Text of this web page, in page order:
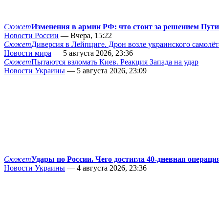
СюжетИзменения в армии РФ: что стоит за решением
Новости России — Вчера, 15:22
СюжетДиверсия в Лейпциге. Дрон возле украинского
Новости мира — 5 августа 2026, 23:36
СюжетПытаются взломать Киев. Реакция Запада на удар
Новости Украины — 5 августа 2026, 23:09
СюжетУдары по России. Чего достигла 40-дневная
Новости Украины — 4 августа 2026, 23:36